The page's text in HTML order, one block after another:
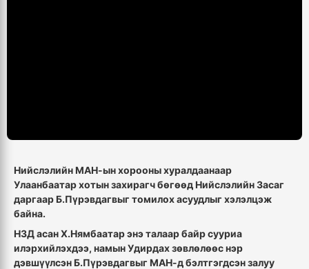
Нийслэлийн МАН-ын хорооны хуралдаанаар
Улаанбаатар хотын захирагч бөгөөд Нийслэлийн Засаг
даргаар Б.Пүрэвдагвыг томилох асуудлыг хэлэлцэж
байна.
НЗД асан Х.Нямбаатар энэ талаар байр сууриа
илэрхийлэхдээ, намын Удирдах зөвлөлөөс нэр
дэвшүүлсэн Б.Пүрэвдагвыг МАН-д бэлтгэгдсэн залуу